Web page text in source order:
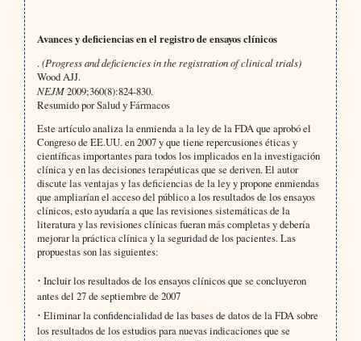
Avances y deficiencias en el registro de ensayos clínicos
.(Progress and deficiencies in the registration of clinical trials)
Wood AJJ.
NEJM2009;360(8):824-830.
Resumido por Salud y Fármacos
Este artículo analiza la enmienda a la ley de la FDA que aprobó el
Congreso de EE.UU. en 2007 y que tiene repercusiones éticas y
científicas importantes para todos los implicados en la investigación
clínica y en las decisiones terapéuticas que se deriven. El autor
discute las ventajas y las deficiencias de la ley y propone enmiendas
que ampliarían el acceso del público a los resultados de los ensayos
clínicos, esto ayudaría a que las revisiones sistemáticas de la
literatura y las revisiones clínicas fueran más completas y debería
mejorar la práctica clínica y la seguridad de los pacientes. Las
propuestas son las siguientes:
· Incluir los resultados de los ensayos clínicos que se concluyeron
antes del 27 de septiembre de 2007
· Eliminar la confidencialidad de las bases de datos de la FDA sobre
los resultados de los estudios para nuevas indicaciones que se